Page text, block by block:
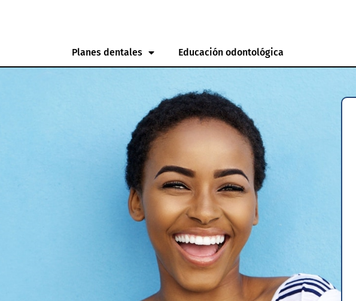
Planes dentales Educación odontológica